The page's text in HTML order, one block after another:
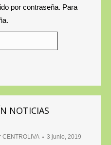
por contraseña. Para
NOTICIAS
CENTROLIVA 3 junio, 2019